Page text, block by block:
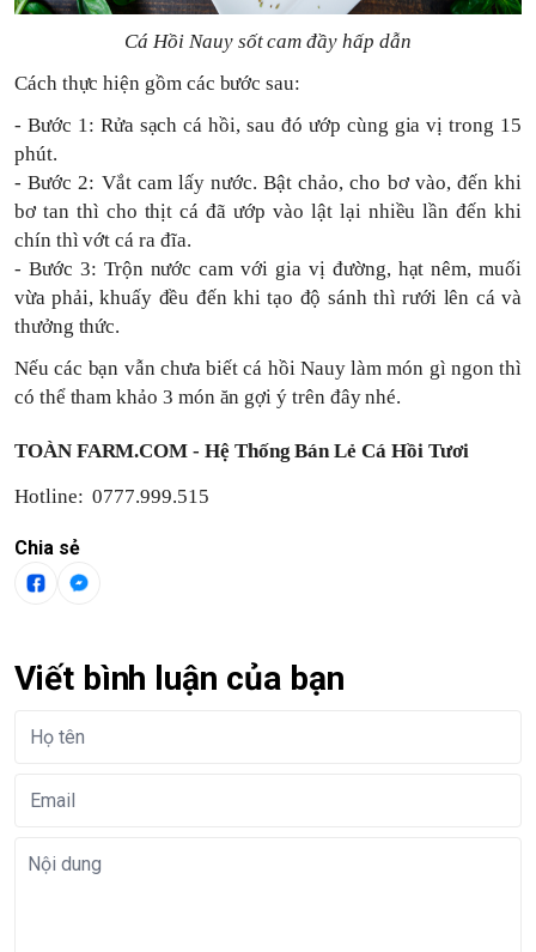
Cá Hồi Nauy sốt cam đầy hấp dẫn
Cách thực hiện gồm các bước sau:
- Bước 1: Rửa sạch cá hồi, sau đó ướp cùng gia vị trong 15
phút.
- Bước 2: Vắt cam lấy nước. Bật chảo, cho bơ vào, đến khi
bơ tan thì cho thịt cá đã ướp vào lật lại nhiều lần đến khi
chín thì vớt cá ra đĩa.
- Bước 3: Trộn nước cam với gia vị đường, hạt nêm, muối
vừa phải, khuấy đều đến khi tạo độ sánh thì rưới lên cá và
thưởng thức.
Nếu các bạn vẫn chưa biết cá hồi Nauy làm món gì ngon thì
có thể tham khảo 3 món ăn gợi ý trên đây nhé.
TOÀN FARM.COM - Hệ Thống Bán Lẻ Cá Hồi Tươi
Hotline: 0777.999.515
Chia sẻ
Viết bình luận của bạn